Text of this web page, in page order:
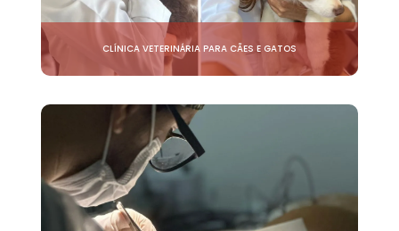
CLÍNICA VETERINÁRIA PARA CÃES E GATOS